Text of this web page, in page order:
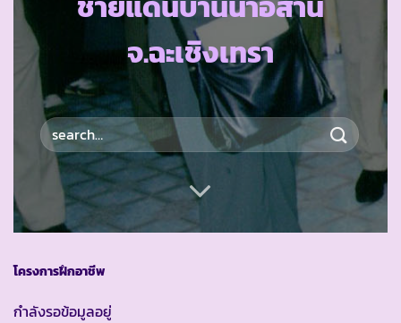
จ.ฉะเชิงเทรา
โครงการฝึกอาชีพ
กำลังรอข้อมูลอยู่